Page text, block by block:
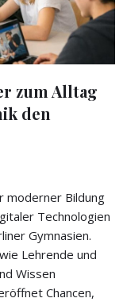
zum Alltag
den
moderner Bildung
Technologien
Gymnasien.
Lehrende und
Wissen
Chancen,